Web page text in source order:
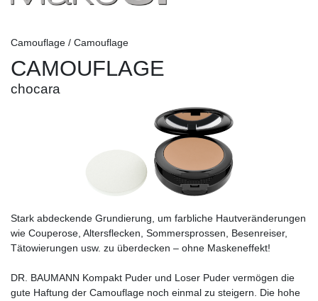
Camouflage / Camouflage
CAMOUFLAGE
chocara
Stark abdeckende Grundierung, um farbliche Hautveränderungen
wie Couperose, Altersflecken, Sommersprossen, Besenreiser,
Tätowierungen usw. zu überdecken – ohne Maskeneffekt!
DR. BAUMANN Kompakt Puder und Loser Puder vermögen die
gute Haftung der Camouflage noch einmal zu steigern. Die hohe